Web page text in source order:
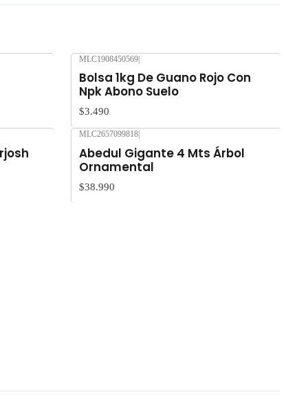
que al someterlos a viajes largos sin suficiente agua y luz o
MLC1908450569
Bolsa 1kg De Guano Rojo Con
Npk Abono Suelo
$3.490
MLC2657099818
Abedul Gigante 4 Mts Árbol
Ornamental
$38.990